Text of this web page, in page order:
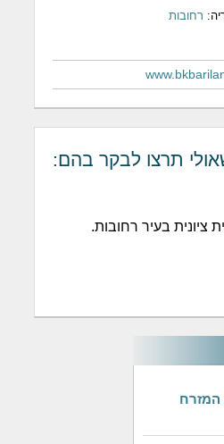
המזרח
רחובות
תרצו לבקר בהם:
ציונית בעיר רחובות.